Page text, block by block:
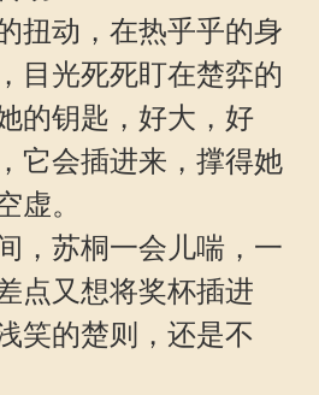
扭动，在热乎乎的身
目光死死盯在楚弈的
的钥匙，好大，好
它会插进来，撑得她
虚。
，苏桐一会儿喘，一
点又想将奖杯插进
笑的楚则，还是不